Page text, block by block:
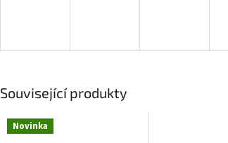
Související produkty
Novinka